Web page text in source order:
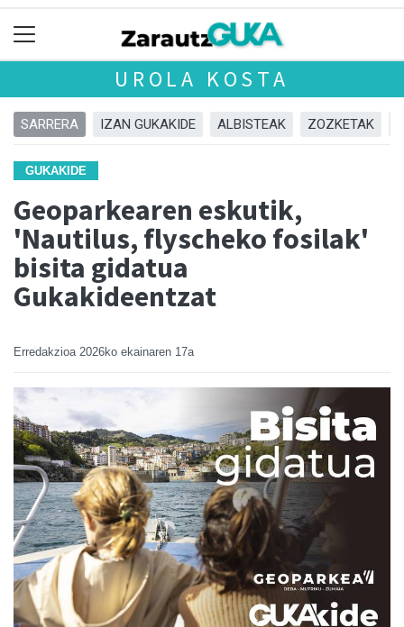
UROLA KOSTA
SARRERA IZAN GUKAKIDE ALBISTEAK ZOZKETAK
GUKAKIDE
Geoparkearen eskutik,
'Nautilus, flyscheko fosilak'
bisita gidatua
Gukakideentzat
Erredakzioa 2026ko ekainaren 17a